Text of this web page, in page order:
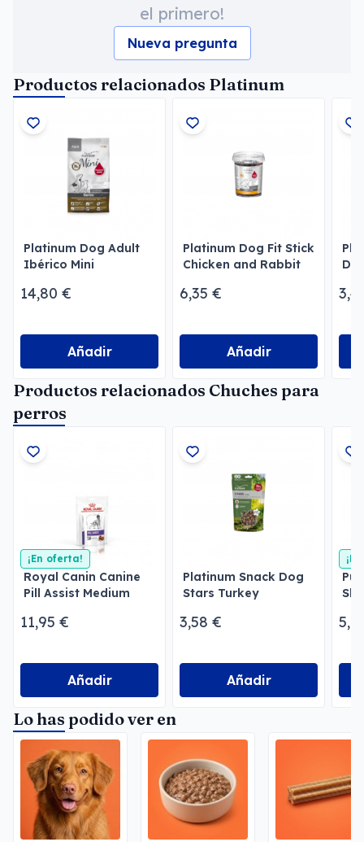
el primero!
Nueva pregunta
Productos relacionados Platinum
Platinum Dog Adult
Ibérico Mini
14,80 €
Añadir
Platinum Dog Fit Stick
Chicken and Rabbit
6,35 €
Añadir
Productos relacionados Chuches para
perros
¡En oferta!
Royal Canin Canine
Pill Assist Medium
11,95 €
Añadir
Platinum Snack Dog
Stars Turkey
3,58 €
Añadir
Lo has podido ver en